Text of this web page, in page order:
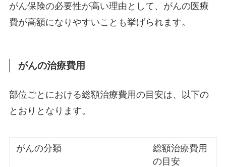
がん保険の必要性が高い理由として、がんの医療
費が高額になりやすいことも挙げられます。
がんの治療費用
部位ごとにおける総額治療費用の目安は、以下の
とおりとなります。
がんの分類
総額治療費用
の目安